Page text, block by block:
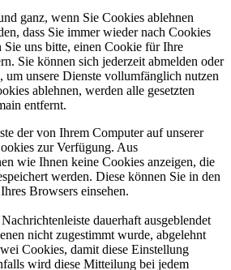
ganz, wenn Sie Cookies ablehnen
dass Sie immer wieder nach Cookies
Sie uns bitte, einen Cookie für Ihre
Sie können sich jederzeit abmelden oder
um unsere Dienste vollumfänglich nutzen
ablehnen, werden alle gesetzten
entfernt.
der von Ihrem Computer auf unserer
zur Verfügung. Aus
wie Ihnen keine Cookies anzeigen, die
werden. Diese können Sie in den
Browsers einsehen.
dauerhaft ausgeblendet
nicht zugestimmt wurde, abgelehnt
Cookies, damit diese Einstellung
wird diese Mitteilung bei jedem